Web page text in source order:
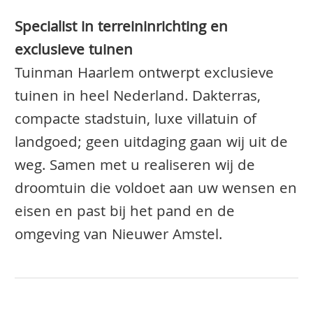
Specialist in terreininrichting en
exclusieve tuinen
Tuinman Haarlem ontwerpt exclusieve
tuinen in heel Nederland. Dakterras,
compacte stadstuin, luxe villatuin of
landgoed; geen uitdaging gaan wij uit de
weg. Samen met u realiseren wij de
droomtuin die voldoet aan uw wensen en
eisen en past bij het pand en de
omgeving van Nieuwer Amstel.